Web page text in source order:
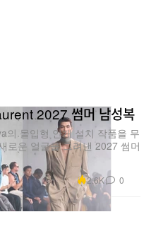
2027 썸머 남성복
의 몰입형 안개 설치 작품을 무
로운 얼굴을 그려낸 2027 썸머
2.6K 0